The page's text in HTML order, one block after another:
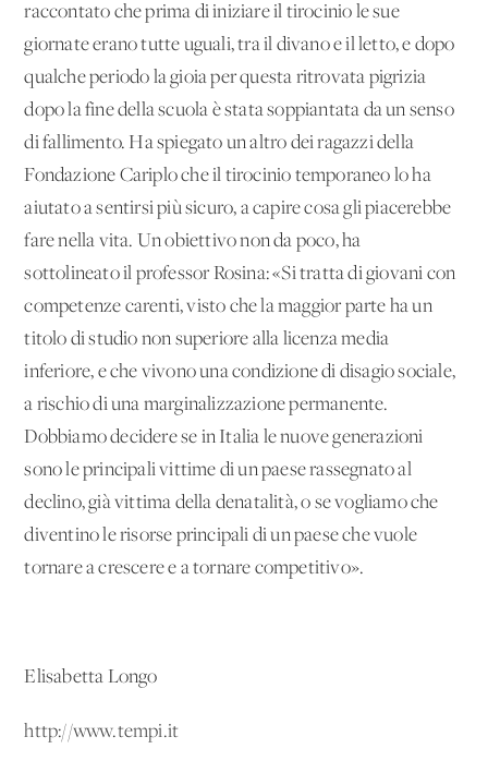
raccontato che prima di iniziare il tirocinio le sue
giornate erano tutte uguali, tra il divano e il letto, e dopo
qualche periodo la gioia per questa ritrovata pigrizia
dopo la fine della scuola è stata soppiantata da un senso
di fallimento. Ha spiegato un altro dei ragazzi della
Fondazione Cariplo che il tirocinio temporaneo lo ha
aiutato a sentirsi più sicuro, a capire cosa gli piacerebbe
fare nella vita. Un obiettivo non da poco, ha
sottolineato il professor Rosina: «Si tratta di giovani con
competenze carenti, visto che la maggior parte ha un
titolo di studio non superiore alla licenza media
inferiore, e che vivono una condizione di disagio sociale,
a rischio di una marginalizzazione permanente.
Dobbiamo decidere se in Italia le nuove generazioni
sono le principali vittime di un paese rassegnato al
declino, già vittima della denatalità, o se vogliamo che
diventino le risorse principali di un paese che vuole
tornare a crescere e a tornare competitivo».
Elisabetta Longo
http://www.tempi.it